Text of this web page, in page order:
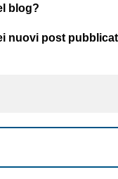
blog?
nuovi post